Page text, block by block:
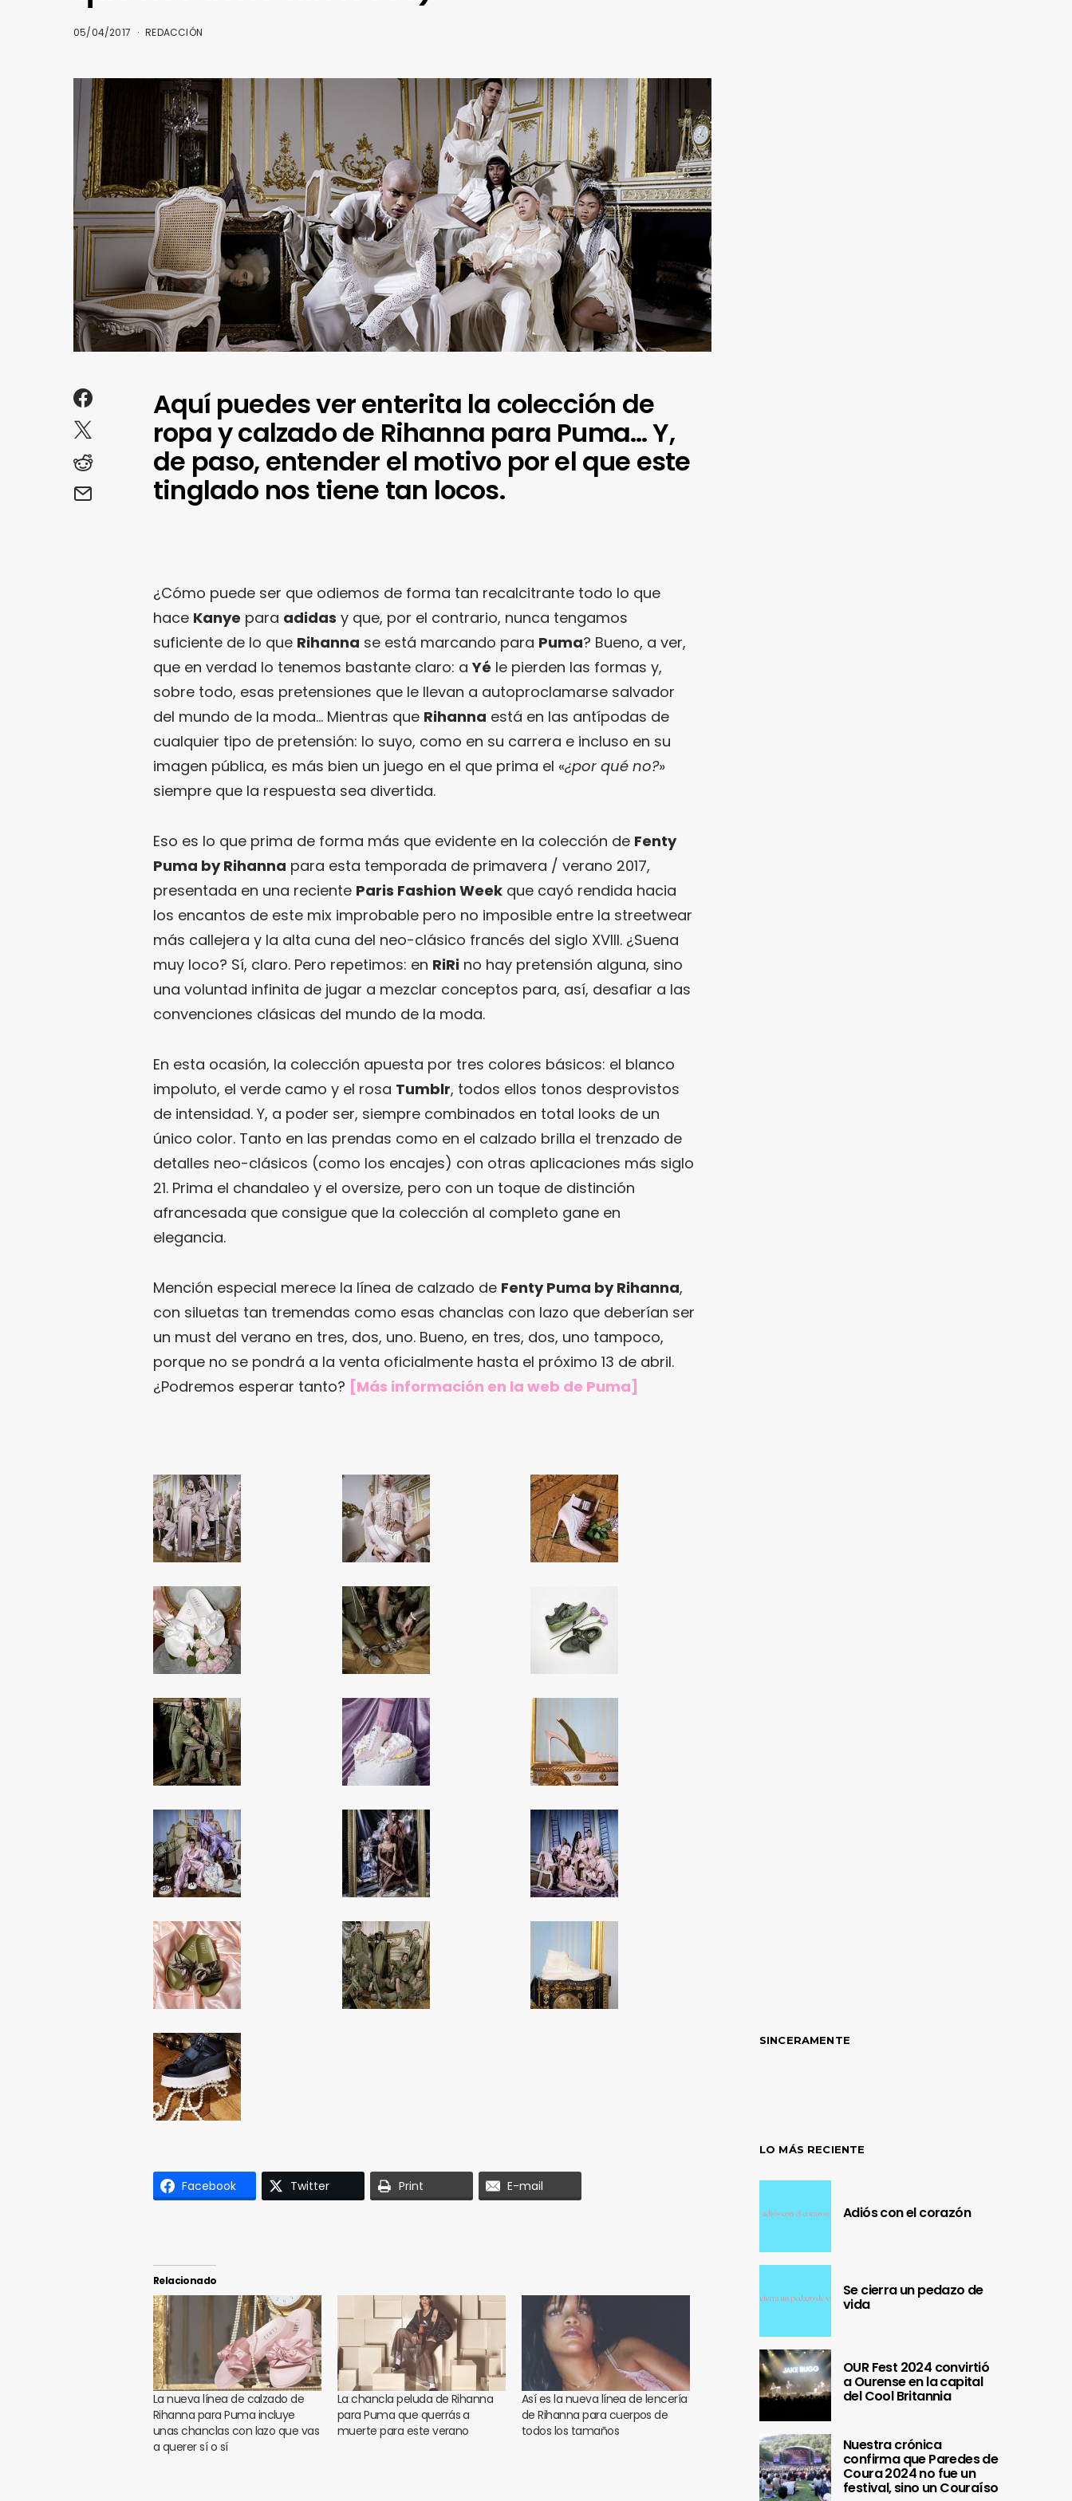
05/04/2017 REDACCIÓN
Aquí puedes ver enterita la colección de
ropa y calzado de Rihanna para Puma… Y,
de paso, entender el motivo por el que este
tinglado nos tiene tan locos.
¿Cómo puede ser que odiemos de forma tan recalcitrante todo lo que
hace Kanye para adidas y que, por el contrario, nunca tengamos
suficiente de lo que Rihanna se está marcando para Puma? Bueno, a ver,
que en verdad lo tenemos bastante claro: aYé le pierden las formas y,
sobre todo, esas pretensiones que le llevan a autoproclamarse salvador
del mundo de la moda… Mientras que Rihanna está en las antípodas de
cualquier tipo de pretensión: lo suyo, como en su carrera e incluso en su
imagen pública, es más bien un juego en el que prima el «¿por qué no?»
siempre que la respuesta sea divertida.
Eso es lo que prima de forma más que evidente en la colección de Fenty
Puma by Rihanna para esta temporada de primavera / verano 2017,
presentada en una reciente Paris Fashion Week que cayó rendida hacia
los encantos de este mix improbable pero no imposible entre la streetwear
más callejera y la alta cuna del neo-clásico francés del siglo XVIII. ¿Suena
muy loco? Sí, claro. Pero repetimos: en RiRi no hay pretensión alguna, sino
una voluntad infinita de jugar a mezclar conceptos para, así, desafiar a las
convenciones clásicas del mundo de la moda.
En esta ocasión, la colección apuesta por tres colores básicos: el blanco
impoluto, el verde camo y el rosa Tumblr, todos ellos tonos desprovistos
de intensidad. Y, a poder ser, siempre combinados en total looks de un
único color. Tanto en las prendas como en el calzado brilla el trenzado de
detalles neo-clásicos (como los encajes) con otras aplicaciones más siglo
21. Prima el chandaleo y el oversize, pero con un toque de distinción
afrancesada que consigue que la colección al completo gane en
elegancia.
Mención especial merece la línea de calzado de Fenty Puma by Rihanna,
con siluetas tan tremendas como esas chanclas con lazo que deberían ser
un must del verano en tres, dos, uno. Bueno, en tres, dos, uno tampoco,
porque no se pondrá a la venta oficialmente hasta el próximo 13 de abril.
¿Podremos esperar tanto? [Más información en la web de Puma]
Facebook Twitter Print E-mail
Relacionado
La nueva línea de calzado de
Rihanna para Puma incluye
unas chanclas con lazo que vas
a querer sí o sí
La chancla peluda de Rihanna
para Puma que querrás a
muerte para este verano
Así es la nueva línea de lencería
de Rihanna para cuerpos de
todos los tamaños
SINCERAMENTE
LO MÁS RECIENTE
Adiós con el corazón
Se cierra un pedazo de
vida
OUR Fest 2024 convirtió
a Ourense en la capital
del Cool Britannia
Nuestra crónica
confirma que Paredes de
Coura 2024 no fue un
festival, sino un Couraíso